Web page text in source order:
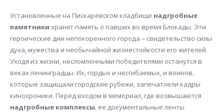
Установленные на Пискарёвском кладбище надгробные
памятники хранят память о павших во время Блокады. Эти
героические дни непокоренного города – свидетельство силы
духа, мужества и необычайной жизнестойкости его жителей.
Уходя из жизни, несломленными победителями останутся в
веках ленинградцы. Их, гордых и несгибаемых, и воинов,
которые защищали городские рубежи, запечатлели кадры
кинохроники. Перед входом в мемориал, где возвышаются
надгробные комплексы , ее документальные ленты